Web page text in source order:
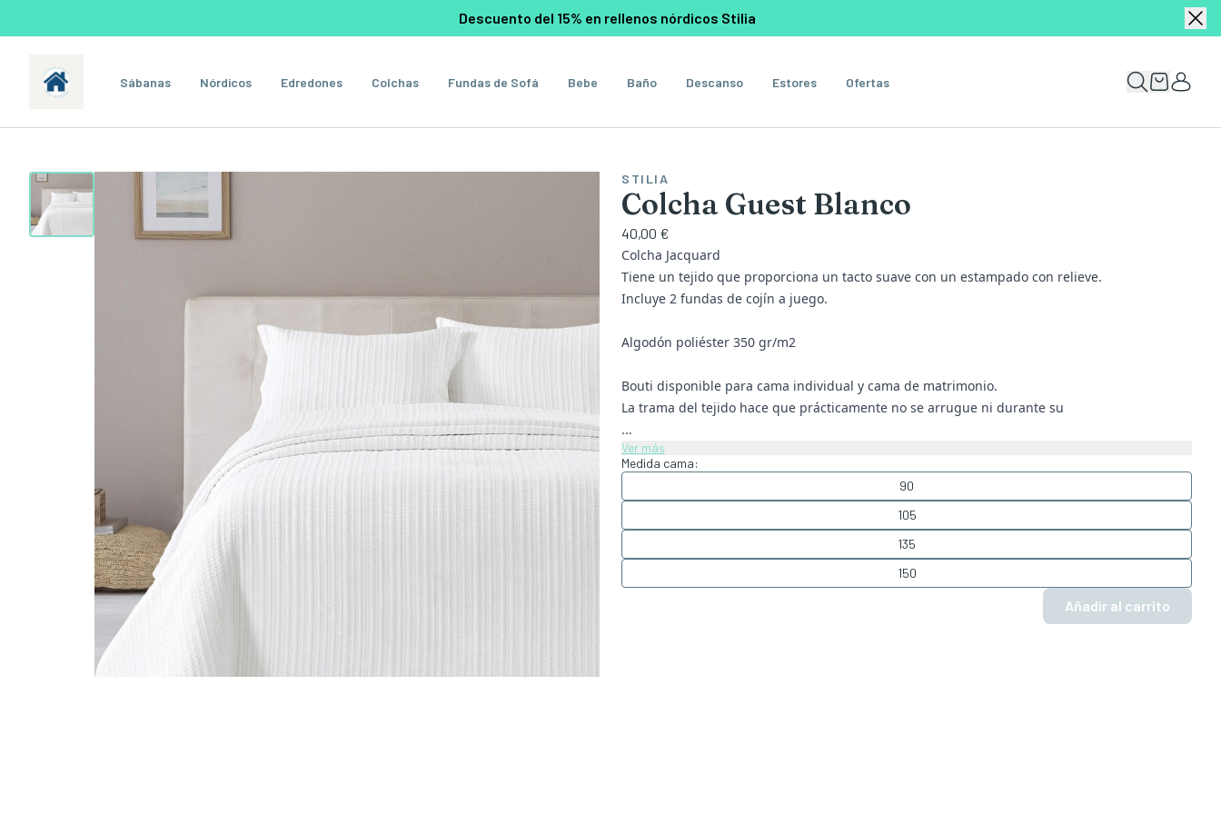
Descuento del 15% en rellenos nórdicos Stilia
Sábanas Nórdicos Edredones Colchas Fundas de Sofá Bebe Baño Descanso Estores Ofertas
STILIA
Colcha Guest Blanco
40,00 €
Colcha Jacquard
Tiene un tejido que proporciona un tacto suave con un estampado con relieve.
Incluye 2 fundas de cojín a juego.
Algodón poliéster 350 gr/m2
Bouti disponible para cama individual y cama de matrimonio.
La trama del tejido hace que prácticamente no se arrugue ni durante su
...
Ver más
Medida cama:
90
105
135
150
Añadir al carrito